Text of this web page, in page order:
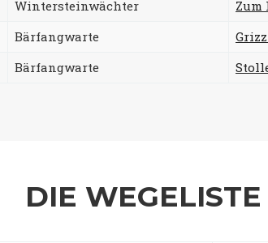
Wintersteinwächter Zum
Bärfangwarte
Bärfangwarte
DIE